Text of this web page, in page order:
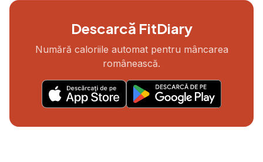
Descarcă FitDiary
Numără caloriile automat pentru mâncarea
românească.